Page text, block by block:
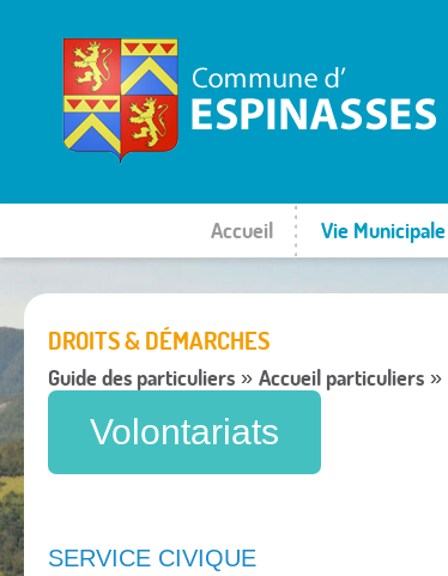
Accueil Vie Municipale
DROITS & DÉMARCHES
Guide des particuliers » Accueil particuliers »
Volontariats
SERVICE CIVIQUE